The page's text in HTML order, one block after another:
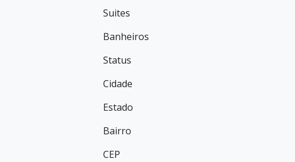
Suites
Banheiros
Status
Cidade
Estado
Bairro
CEP